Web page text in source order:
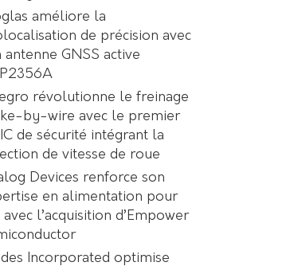
améliore la
de précision avec
antenne GNSS active
révolutionne le freinage
by-wire avec le premier
de sécurité intégrant la
de vitesse de roue
Devices renforce son
en alimentation pour
avec l’acquisition d’Empower
Incorporated optimise